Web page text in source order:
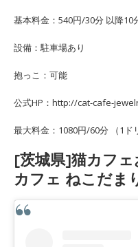
基本料金：540円/30分 以降10
設備：駐車場あり
抱っこ：可能
公式HP：http://cat-cafe-
最大料金：1080円/60分 （1ド
[茨城県]猫カフ
カフェ ねこだま